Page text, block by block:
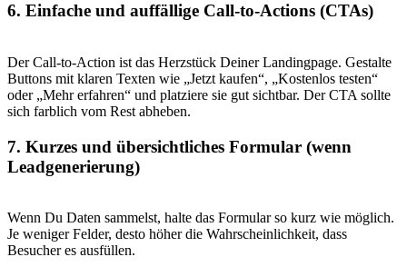
6. Einfache und auffällige Call-to-Actions (CTAs)
Der Call-to-Action ist das Herzstück Deiner Landingpage. Gestalte
Buttons mit klaren Texten wie „Jetzt kaufen“, „Kostenlos testen“
oder „Mehr erfahren“ und platziere sie gut sichtbar. Der CTA sollte
sich farblich vom Rest abheben.
7. Kurzes und übersichtliches Formular (wenn
Leadgenerierung)
Wenn Du Daten sammelst, halte das Formular so kurz wie möglich.
Je weniger Felder, desto höher die Wahrscheinlichkeit, dass
Besucher es ausfüllen.